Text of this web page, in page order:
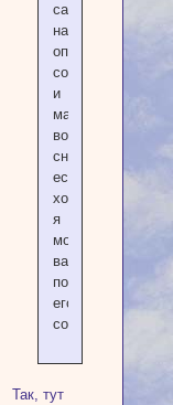
на
определенный
сон
и
манипуляции
во
сне,
если
хотите,
я
могу
вам
помочь
его
составить.
Так, тут